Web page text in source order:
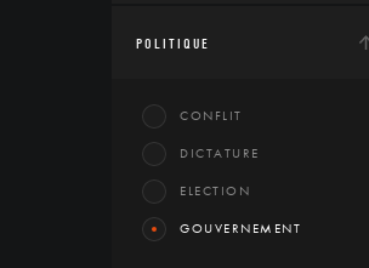
POLITIQUE
CONFLIT
DICTATURE
ELECTION
GOUVERNEMENT